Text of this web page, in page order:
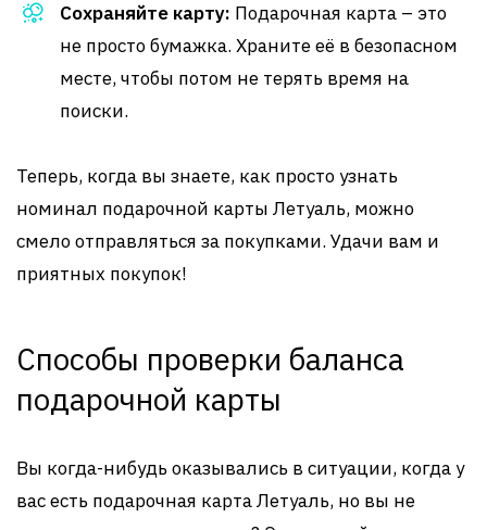
Сохраняйте карту: Подарочная карта – это
не просто бумажка. Храните её в безопасном
месте, чтобы потом не терять время на
поиски.
Теперь, когда вы знаете, как просто узнать
номинал подарочной карты Летуаль, можно
смело отправляться за покупками. Удачи вам и
приятных покупок!
Способы проверки баланса
подарочной карты
Вы когда-нибудь оказывались в ситуации, когда у
вас есть подарочная карта Летуаль, но вы не